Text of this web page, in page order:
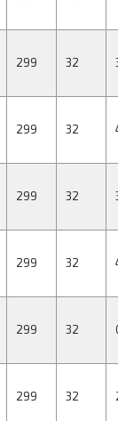
299 32
299 32
299 32
299 32
299 32
299 32